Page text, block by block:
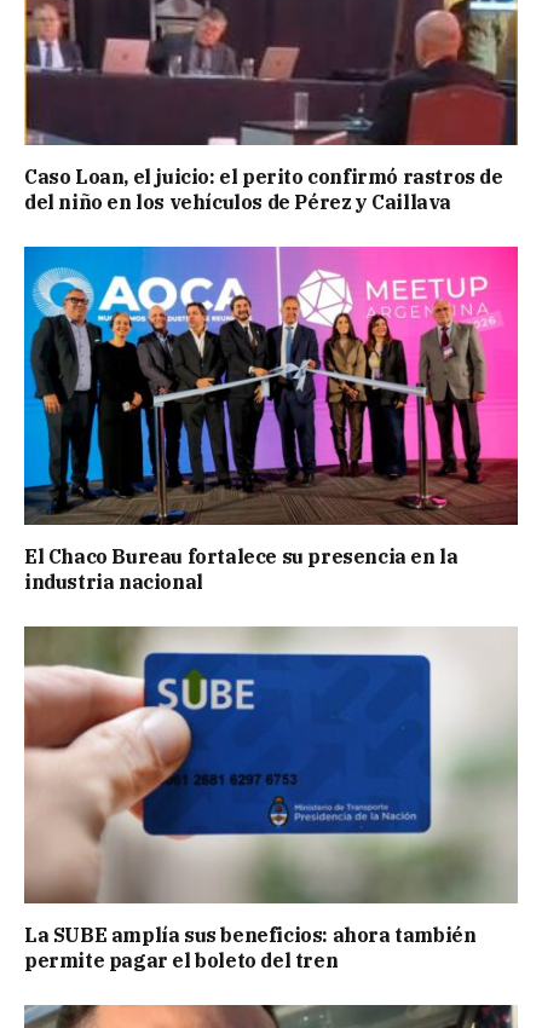
Caso Loan, el juicio: el perito confirmó rastros de
del niño en los vehículos de Pérez y Caillava
El Chaco Bureau fortalece su presencia en la
industria nacional
La SUBE amplía sus beneficios: ahora también
permite pagar el boleto del tren